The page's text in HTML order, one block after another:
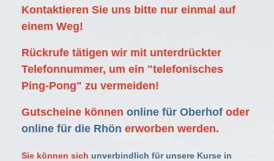
Kontaktieren Sie uns bitte nur einmal auf
einem Weg!
Rückrufe tätigen wir mit unterdrückter
Telefonnummer, um ein "telefonisches
Ping-Pong" zu vermeiden!
Gutscheine können online für Oberhof oder
online für die Rhön erworben werden.
Sie können sich unverbindlich für unsere Kurse in